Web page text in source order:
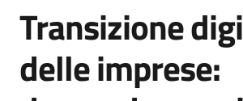
Novità
Salta al contenuto
Transizione
delle imprese: